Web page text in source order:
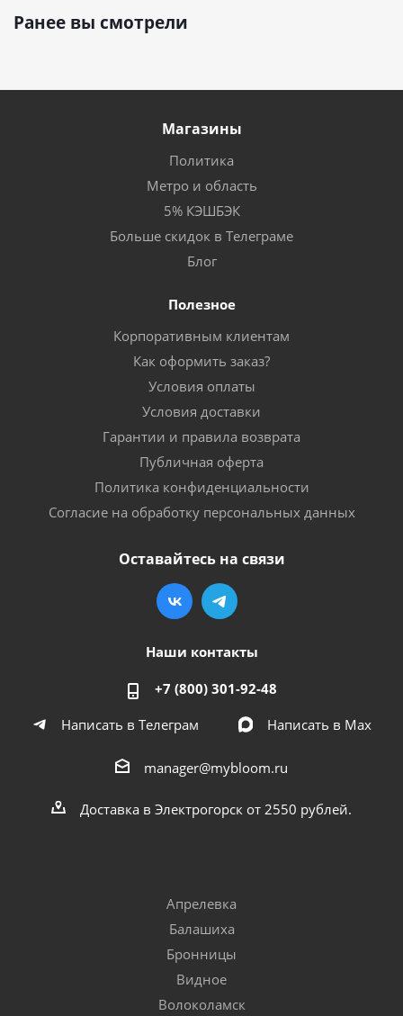
Ранее вы смотрели
Магазины
Политика
Метро и область
5% КЭШБЭК
Больше скидок в Телеграме
Блог
Полезное
Корпоративным клиентам
Как оформить заказ?
Условия оплаты
Условия доставки
Гарантии и правила возврата
Публичная оферта
Политика конфиденциальности
Согласие на обработку персональных данных
Оставайтесь на связи
Наши контакты
+7 (800) 301-92-48
Написать в Телеграм
Написать в Мах
manager@mybloom.ru
Доставка в Электрогорск от 2550 рублей.
Апрелевка
Балашиха
Бронницы
Видное
Волоколамск